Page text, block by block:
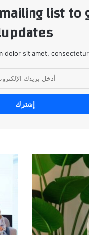
list to
updates!
dolor sit amet, consectetur.
نستله
للعمل